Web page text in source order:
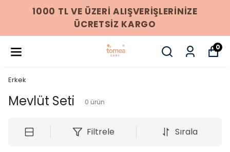
1000 TL VE ÜZERI ALIŞVERIŞLERINIZE
ÜCRETSIZ KARGO
0
Erkek
Mevlüt Seti 0 ürün
Filtrele Sırala